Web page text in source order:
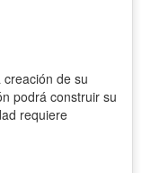
de su
podrá construir su
requiere